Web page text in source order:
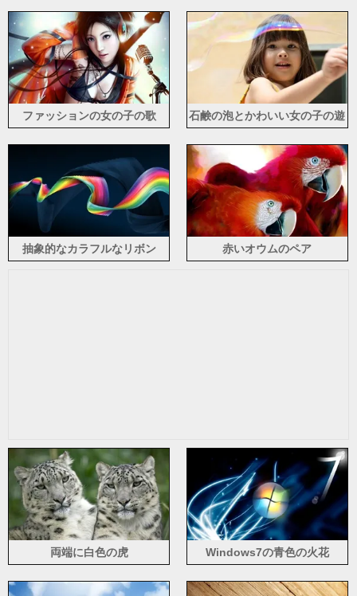
ファッションの女の子の歌
石鹸の泡とかわいい女の子の遊
抽象的なカラフルなリボン 赤いオウムのペア
両端に白色の虎 Windows7の青色の火花